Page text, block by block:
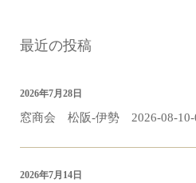
最近の投稿
窓商会 松阪-伊勢 2026-08-10-
2026年7月28日
2026年7月14日